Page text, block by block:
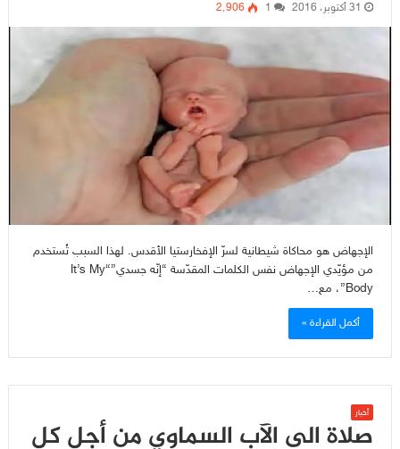
31 أكتوبر، 2016 1 2٬906
الإجهاض هو محاكاة شيطانية لسرّ الإفخارستيا الأقدس. لهذا السبب تُستخدم
من مؤيّدي الإجهاض نفس الكلمات المقدّسة “إنّه جسدي”“It’s My
Body”، مع…
أكمل القراءة »
أخبار
صلاة الى الآب السماوي من أجل كل